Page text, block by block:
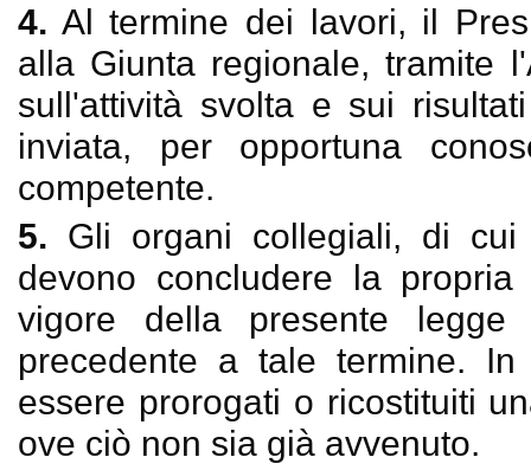
4. Al termine dei lavori, il
alla Giunta regionale, tramite
sull'attività svolta e sui
inviata, per opportuna
competente.
5. Gli organi collegiali, di cui
devono concludere la
vigore della presente
precedente a tale termine.
essere prorogati o ricostituiti
ove ciò non sia già avvenuto.